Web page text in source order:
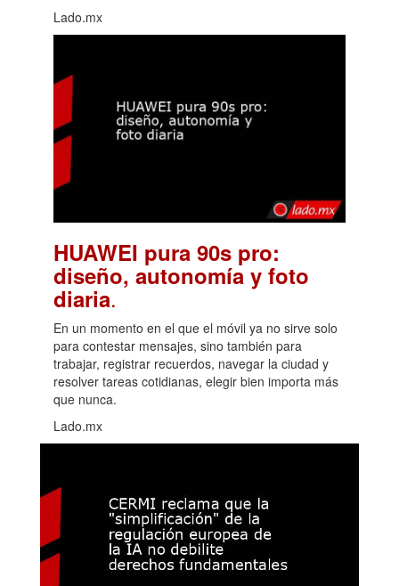
Lado.mx
HUAWEI pura 90s pro:
diseño, autonomía y foto
diaria.
En un momento en el que el móvil ya no sirve solo
para contestar mensajes, sino también para
trabajar, registrar recuerdos, navegar la ciudad y
resolver tareas cotidianas, elegir bien importa más
que nunca.
Lado.mx